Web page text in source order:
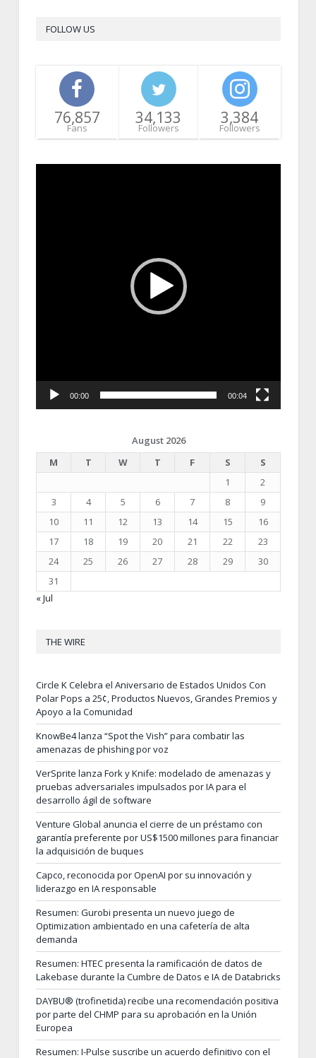
FOLLOW US
76,857
Fans
34,133
Followers
3,384
Followers
00:00 00:04
August 2026
M
T W T F S
S
1
2
3
4 5 6 7 8
9
10
11 12 13 14 15
16
17
18 19 20 21 22
23
24
25 26 27 28 29
30
31
« Jul
THE WIRE
Circle K Celebra el Aniversario de Estados Unidos Con
Polar Pops a 25¢, Productos Nuevos, Grandes Premios y
Apoyo a la Comunidad
KnowBe4 lanza “Spot the Vish” para combatir las
amenazas de phishing por voz
VerSprite lanza Fork y Knife: modelado de amenazas y
pruebas adversariales impulsados por IA para el
desarrollo ágil de software
Venture Global anuncia el cierre de un préstamo con
garantía preferente por US$1500 millones para financiar
la adquisición de buques
Capco, reconocida por OpenAI por su innovación y
liderazgo en IA responsable
Resumen: Gurobi presenta un nuevo juego de
Optimization ambientado en una cafetería de alta
demanda
Resumen: HTEC presenta la ramificación de datos de
Lakebase durante la Cumbre de Datos e IA de Databricks
DAYBU® (trofinetida) recibe una recomendación positiva
por parte del CHMP para su aprobación en la Unión
Europea
Resumen: I-Pulse suscribe un acuerdo definitivo con el